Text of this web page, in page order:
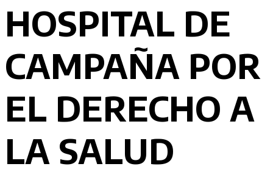
HOSPITAL DE
CAMPAÑA POR
EL DERECHO A
LA SALUD